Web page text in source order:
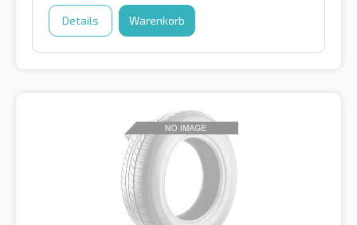
Details Warenkorb